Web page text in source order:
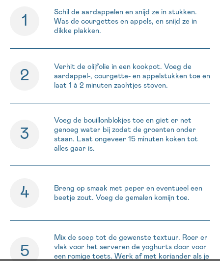
Schil de aardappelen en snijd ze in stukken.
Was de courgettes en appels, en snijd ze in
dikke plakken.
Verhit de olijfolie in een kookpot. Voeg de
aardappel-, courgette- en appelstukken toe en
laat 1 à 2 minuten zachtjes stoven.
Voeg de bouillonblokjes toe en giet er net
genoeg water bij zodat de groenten onder
staan. Laat ongeveer 15 minuten koken tot
alles gaar is.
Breng op smaak met peper en eventueel een
beetje zout. Voeg de gemalen komijn toe.
Mix de soep tot de gewenste textuur. Roer er
vlak voor het serveren de yoghurts door voor
een romige toets. Werk af met koriander als je